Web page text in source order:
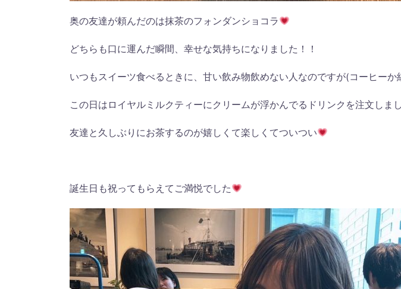
奥の友達が頼んだのは抹茶のフォンダンショコラ
どちらも口に運んだ瞬間、幸せな気持ちになりました！！
いつもスイーツ食べるときに、甘い飲み物飲めない人なのですが(コーヒーか
この日はロイヤルミルクティーにクリームが浮かんでるドリンクを注文しまし
友達と久しぶりにお茶するのが嬉しくて楽しくてついつい
誕生日も祝ってもらえてご満悦でした